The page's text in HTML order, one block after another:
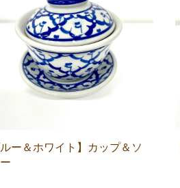
ルー＆ホワイト】カップ＆ソ